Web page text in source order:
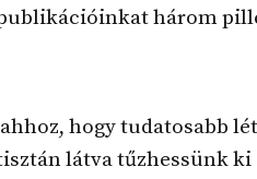
három
hogy tudatosabb
látva tűzhessünk ki